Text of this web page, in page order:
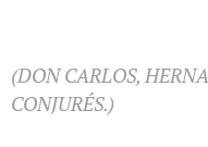
(DON CARLOS,
CONJURÉS.)